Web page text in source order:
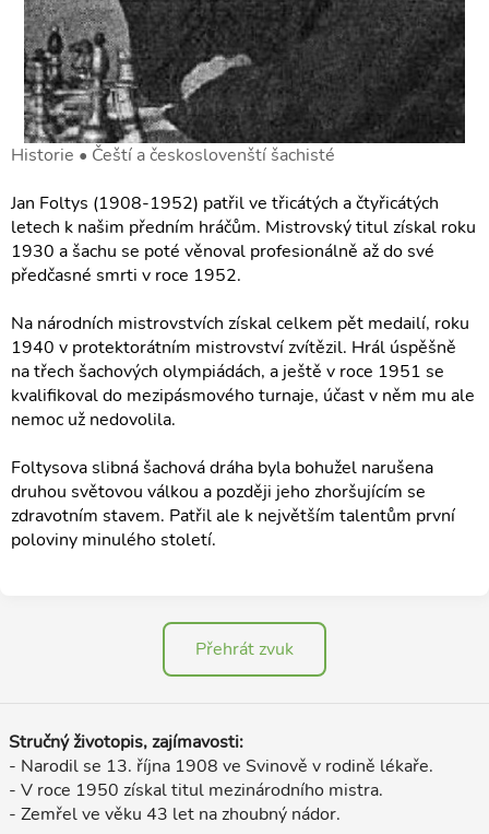
Historie • Čeští a českoslovenští šachisté
Jan Foltys (1908-1952) patřil ve třicátých a čtyřicátých
letech k našim předním hráčům. Mistrovský titul získal roku
1930 a šachu se poté věnoval profesionálně až do své
předčasné smrti v roce 1952.
Na národních mistrovstvích získal celkem pět medailí, roku
1940 v protektorátním mistrovství zvítězil. Hrál úspěšně
na třech šachových olympiádách, a ještě v roce 1951 se
kvalifikoval do mezipásmového turnaje, účast v něm mu ale
nemoc už nedovolila.
Foltysova slibná šachová dráha byla bohužel narušena
druhou světovou válkou a později jeho zhoršujícím se
zdravotním stavem. Patřil ale k největším talentům první
poloviny minulého století.
Přehrát zvuk
Stručný životopis, zajímavosti:
- Narodil se 13. října 1908 ve Svinově v rodině lékaře.
- V roce 1950 získal titul mezinárodního mistra.
- Zemřel ve věku 43 let na zhoubný nádor.